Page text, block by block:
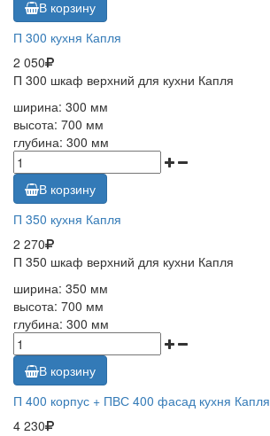
В корзину
П 300 кухня Капля
2 050
П 300 шкаф верхний для кухни Капля
ширина: 300 мм
высота: 700 мм
глубина: 300 мм
В корзину
П 350 кухня Капля
2 270
П 350 шкаф верхний для кухни Капля
ширина: 350 мм
высота: 700 мм
глубина: 300 мм
В корзину
П 400 корпус + ПВС 400 фасад кухня Капля
4 230